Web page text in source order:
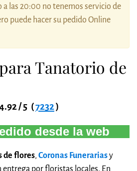
a las 20:00 no tenemos servicio de
puede hacer su pedido Online
Tanatorio de
/ 5 (7232)
desde la web
de flores, Coronas Funerariasy
entrega por floristas locales. En